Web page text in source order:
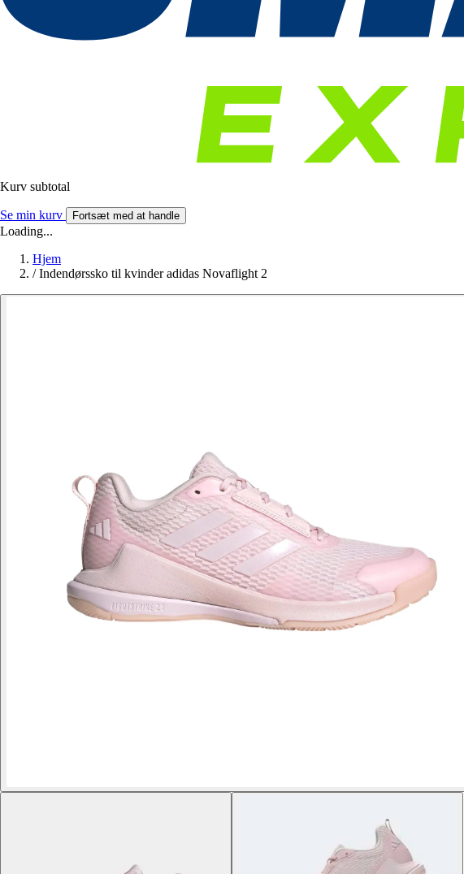
Kurv subtotal
Se min kurv Fortsæt med at handle
Loading...
Hjem
/ Indendørssko til kvinder adidas Novaflight 2